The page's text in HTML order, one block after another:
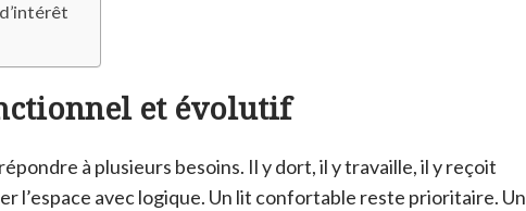
et évolutif
à plusieurs besoins. Il y dort, il y travaille, il y reçoit
l’espace avec logique. Un lit confortable reste prioritaire. Un